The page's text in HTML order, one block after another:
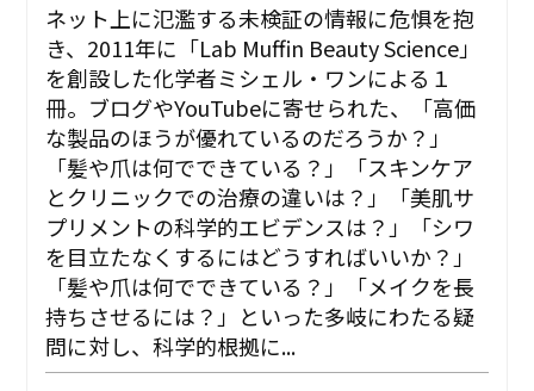
ネット上に氾濫する未検証の情報に危惧を抱
き、2011年に「Lab Muffin Beauty Science」
を創設した化学者ミシェル・ワンによる１
冊。ブログやYouTubeに寄せられた、「高価
な製品のほうが優れているのだろうか？」
「髪や爪は何でできている？」「スキンケア
とクリニックでの治療の違いは？」「美肌サ
プリメントの科学的エビデンスは？」「シワ
を目立たなくするにはどうすればいいか？」
「髪や爪は何でできている？」「メイクを長
持ちさせるには？」といった多岐にわたる疑
問に対し、科学的根拠に...